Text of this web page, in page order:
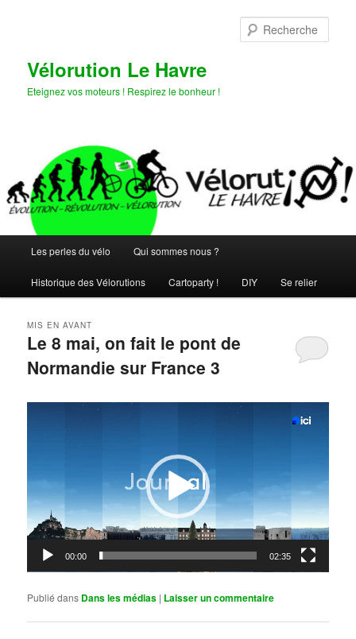
Vélorution Le Havre
Eteignez vos moteurs ! Respirez le bonheur !
principal
Les perles du vélo Qui sommes nous ?
Historique des Vélorutions Cartoparty ! DIY Se relier
Le 8 mai, on fait le pont de
Normandie sur France 3
MIS EN AVANT
00:00 02:35
Publié dans Dans les médias | Laisser un commentaire